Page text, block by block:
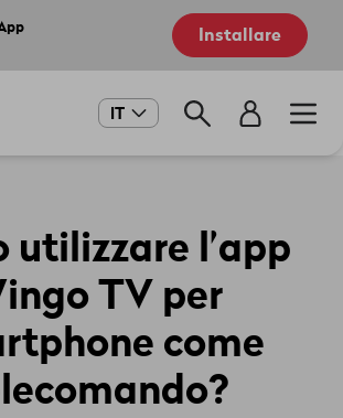
Installare
IT
utilizzare l’app
TV per
come